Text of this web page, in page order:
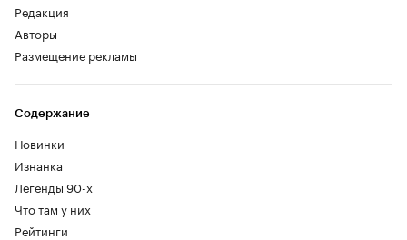
Редакция
Авторы
Размещение рекламы
Содержание
Новинки
Изнанка
Легенды 90-х
Что там у них
Рейтинги